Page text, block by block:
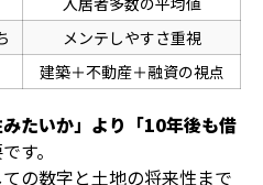
メンテしやすさ重視
建築＋不動産＋融資の視点
みたいか」より「10年後も借
す。
の数字と土地の将来性まで